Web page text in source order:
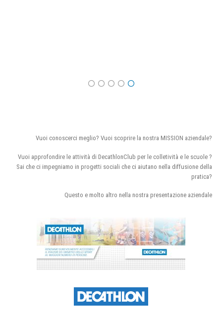
Vuoi conoscerci meglio? Vuoi scoprire la nostra MISSION aziendale?
Vuoi approfondire le attività di DecathlonClub per le colletività e le scuole ?
Sai che ci impegniamo in progetti sociali che ci aiutano nella diffusione della
pratica?
Questo e molto altro nella nostra presentazione aziendale